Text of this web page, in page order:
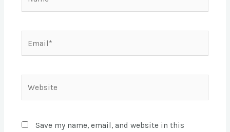
Save my name, email, and website in this